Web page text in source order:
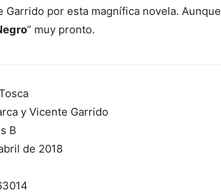
por esta magnífica novela. Aunque
” muy pronto.
y Vicente Garrido
B
de 2018